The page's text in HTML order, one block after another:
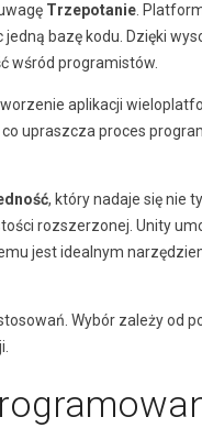
Trzepotanie .
bazę kodu. Dzięki
wśród programistów.
aplikacji
upraszcza proces
, który nadaje się nie
rozszerzonej. Unity
jest idealnym
Wybór zależy od